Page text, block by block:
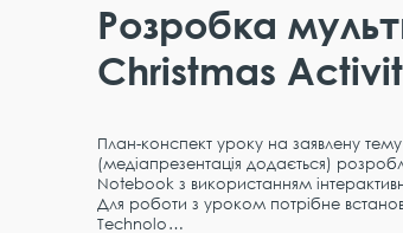
Розробка
Christmas
План-конспект уроку на заявлену
(медіапрезентація додається)
Notebook з використанням
Для роботи з уроком потрібне
Technolo